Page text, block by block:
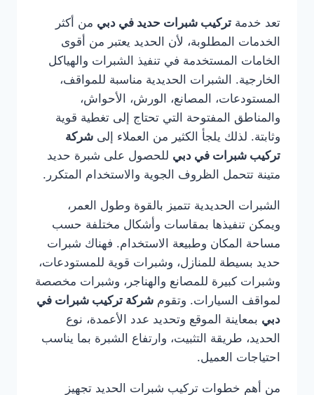
تعد خدمة تركيب شبرات حديد في دبي من أكثر
الخدمات المطلوبة، لأن الحديد يعتبر من أقوى
الخامات المستخدمة في تنفيذ الشبرات والهياكل
الخارجية. الشبرات الحديدية مناسبة للمواقف،
المستودعات، المصانع، الورش، الأحواش،
والمناطق المفتوحة التي تحتاج إلى تغطية قوية
وثابتة. لذلك يلجأ الكثير من العملاء إلى شركة
تركيب شبرات في دبي للحصول على شبرة حديد
متينة تتحمل الظروف الجوية والاستخدام المتكرر.
الشبرات الحديدية تتميز بالقوة وطول العمر،
ويمكن تنفيذها بمقاسات وأشكال مختلفة حسب
مساحة المكان وطبيعة الاستخدام. فهناك شبرات
حديد بسيطة للمنازل، وشبرات قوية للمستودعات،
وشبرات كبيرة للمصانع والهناجر، وشبرات مخصصة
لمواقف السيارات. وتقوم شركة تركيب شبرات في
دبي بمعاينة الموقع وتحديد عدد الأعمدة، نوع
الحديد، طريقة التثبيت، وارتفاع الشبرة بما يناسب
احتياجات العميل.
من أهم خطوات تركيب شبرات الحديد تجهيز